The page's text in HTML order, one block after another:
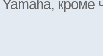
кроме